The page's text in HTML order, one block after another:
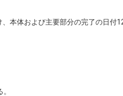
本体および主要部分の完了の日付